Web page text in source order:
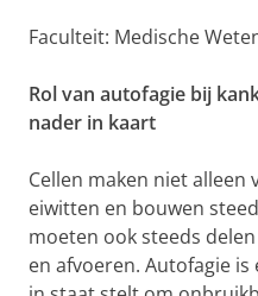
Faculteit: Medische
Rol van autofagie bij
nader in kaart
Cellen maken niet
eiwitten en bouwen
moeten ook steeds
en afvoeren. Autofagie